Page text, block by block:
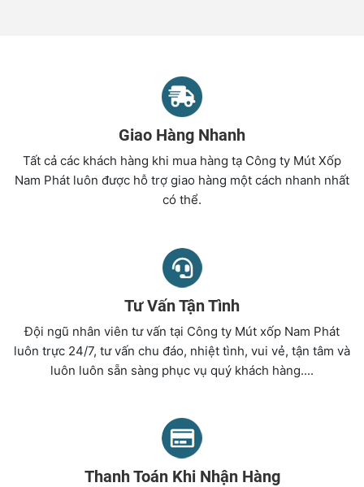
Giao Hàng Nhanh
Tất cả các khách hàng khi mua hàng tạ Công ty Mút Xốp
Nam Phát luôn được hỗ trợ giao hàng một cách nhanh nhất
có thể.
Tư Vấn Tận Tình
Đội ngũ nhân viên tư vấn tại Công ty Mút xốp Nam Phát
luôn trực 24/7, tư vấn chu đáo, nhiệt tình, vui vẻ, tận tâm và
luôn luôn sẵn sàng phục vụ quý khách hàng....
Thanh Toán Khi Nhận Hàng